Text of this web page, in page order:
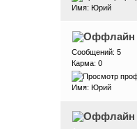
Имя: Юрий
Сообщений: 5
Карма: 0
Имя: Юрий